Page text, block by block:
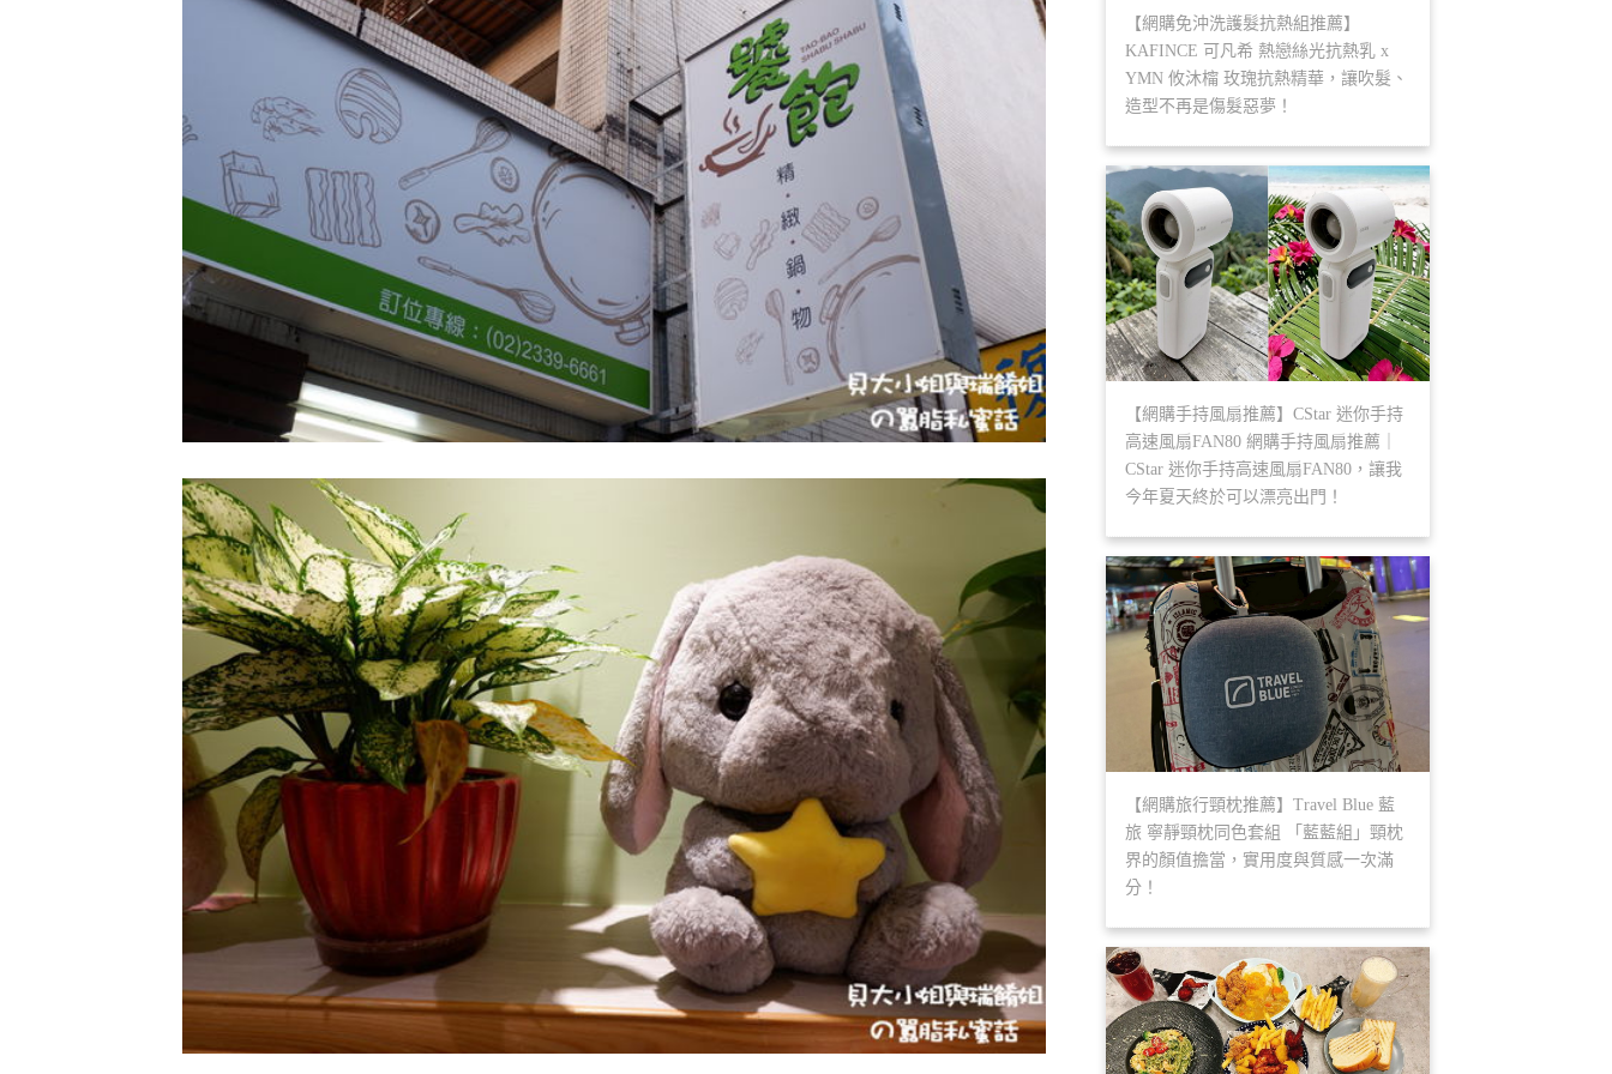
【網購免沖洗護髮抗熱組推薦】
KAFINCE 可凡希 熱戀絲光抗熱乳 x
YMN 攸沐橣 玫瑰抗熱精華，讓吹髮、
造型不再是傷髮惡夢！
【網購手持風扇推薦】CStar 迷你手持
高速風扇FAN80 網購手持風扇推薦｜
CStar 迷你手持高速風扇FAN80，讓我
今年夏天終於可以漂亮出門！
【網購旅行頸枕推薦】Travel Blue 藍
旅 寧靜頸枕同色套組 「藍藍組」頸枕
界的顏值擔當，實用度與質感一次滿
分！